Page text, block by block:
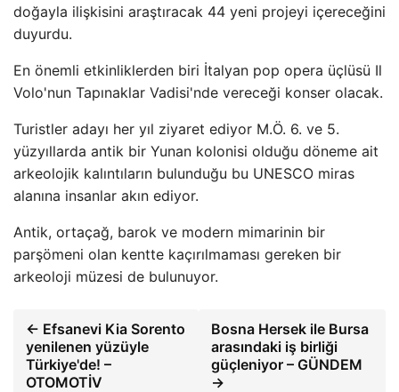
doğayla ilişkisini araştıracak 44 yeni projeyi içereceğini
duyurdu.
En önemli etkinliklerden biri İtalyan pop opera üçlüsü Il
Volo'nun Tapınaklar Vadisi'nde vereceği konser olacak.
Turistler adayı her yıl ziyaret ediyor M.Ö. 6. ve 5.
yüzyıllarda antik bir Yunan kolonisi olduğu döneme ait
arkeolojik kalıntıların bulunduğu bu UNESCO miras
alanına insanlar akın ediyor.
Antik, ortaçağ, barok ve modern mimarinin bir
parşömeni olan kentte kaçırılmaması gereken bir
arkeoloji müzesi de bulunuyor.
← Efsanevi Kia Sorento
yenilenen yüzüyle
Türkiye'de! –
OTOMOTİV
Bosna Hersek ile Bursa
arasındaki iş birliği
güçleniyor – GÜNDEM
→